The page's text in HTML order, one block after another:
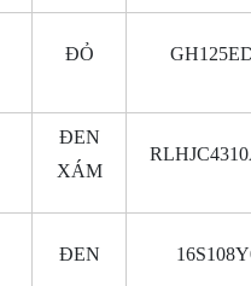
ĐỎ
ĐEN
XÁM
ĐEN